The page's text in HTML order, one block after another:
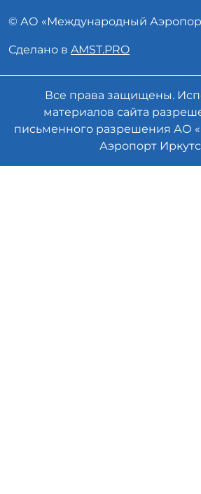
© АО «Международный
Сделано в AMST.PRO
Все права защищены.
материалов сайта
письменного разрешения АО
Аэропорт